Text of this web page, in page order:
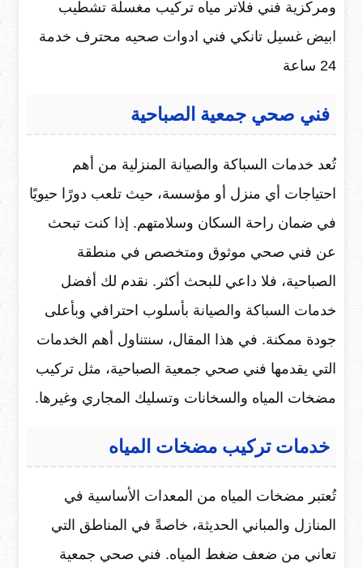
ومركزية فني فلاتر مياه تركيب مغسلة تشطيب
ابيض غسيل تانكي فني ادوات صحيه محترف خدمة
24 ساعة
فني صحي جمعية الصباحية
تُعد خدمات السباكة والصيانة المنزلية من أهم
احتياجات أي منزل أو مؤسسة، حيث تلعب دورًا حيويًا
في ضمان راحة السكان وسلامتهم. إذا كنت تبحث
عن فني صحي موثوق ومتخصص في منطقة
الصباحية، فلا داعي للبحث أكثر. نقدم لك أفضل
خدمات السباكة والصيانة بأسلوب احترافي وبأعلى
جودة ممكنة. في هذا المقال، سنتناول أهم الخدمات
التي يقدمها فني صحي جمعية الصباحية، مثل تركيب
مضخات المياه والسخانات وتسليك المجاري وغيرها.
خدمات تركيب مضخات المياه
تُعتبر مضخات المياه من المعدات الأساسية في
المنازل والمباني الحديثة، خاصةً في المناطق التي
تعاني من ضعف ضغط المياه. فني صحي جمعية